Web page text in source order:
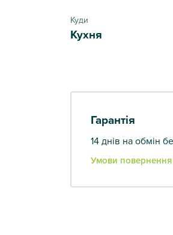
Куди
Кухня
Гарантія
14 днів на обмін
Умови повернення